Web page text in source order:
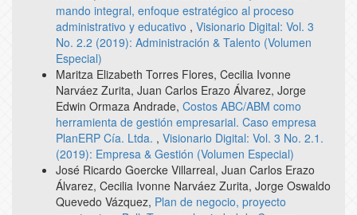
mando integral, enfoque estratégico al proceso
administrativo y educativo , Visionario Digital: Vol. 3
No. 2.2 (2019): Administración & Talento (Volumen
Especial)
Maritza Elizabeth Torres Flores, Cecilia Ivonne
Narváez Zurita, Juan Carlos Erazo Álvarez, Jorge
Edwin Ormaza Andrade, Costos ABC/ABM como
herramienta de gestión empresarial. Caso empresa
PlanERP Cía. Ltda. , Visionario Digital: Vol. 3 No. 2.1.
(2019): Empresa & Gestión (Volumen Especial)
José Ricardo Goercke Villarreal, Juan Carlos Erazo
Álvarez, Cecilia Ivonne Narváez Zurita, Jorge Oswaldo
Quevedo Vázquez, Plan de negocio, proyecto